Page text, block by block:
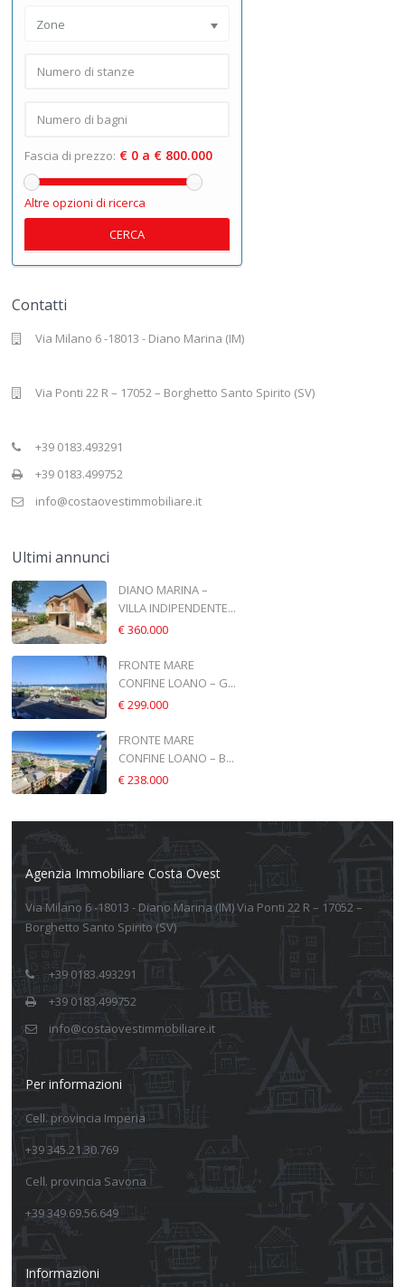
Zone
Fascia di prezzo: € 0 a € 800.000
Altre opzioni di ricerca
CERCA
Contatti
Via Milano 6 -18013 - Diano Marina (IM)
Via Ponti 22 R – 17052 – Borghetto Santo Spirito (SV)
+39 0183.493291
+39 0183.499752
info@costaovestimmobiliare.it
Ultimi annunci
DIANO MARINA –
VILLA INDIPENDENTE...
€ 360.000
FRONTE MARE
CONFINE LOANO – G...
€ 299.000
FRONTE MARE
CONFINE LOANO – B...
€ 238.000
Agenzia Immobiliare Costa Ovest
Via Milano 6 -18013 - Diano Marina (IM) Via Ponti 22 R – 17052 –
Borghetto Santo Spirito (SV)
+39 0183.493291
+39 0183.499752
info@costaovestimmobiliare.it
Per informazioni
Cell. provincia Imperia
+39 345.21.30.769
Cell. provincia Savona
+39 349.69.56.649
Informazioni